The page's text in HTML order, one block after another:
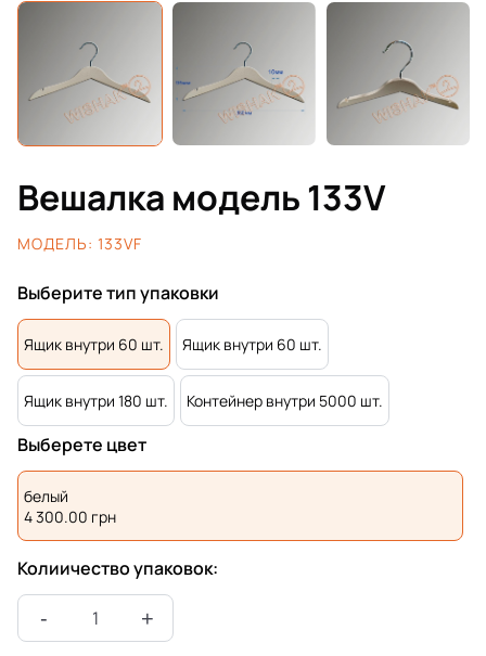
Вешалка модель 133V
МОДЕЛЬ: 133VF
Выберите тип упаковки
Ящик внутри 60 шт. Ящик внутри 60 шт.
Ящик внутри 180 шт. Контейнер внутри 5000 шт.
Выберете цвет
белый
4 300.00 грн
Колиичество упаковок: